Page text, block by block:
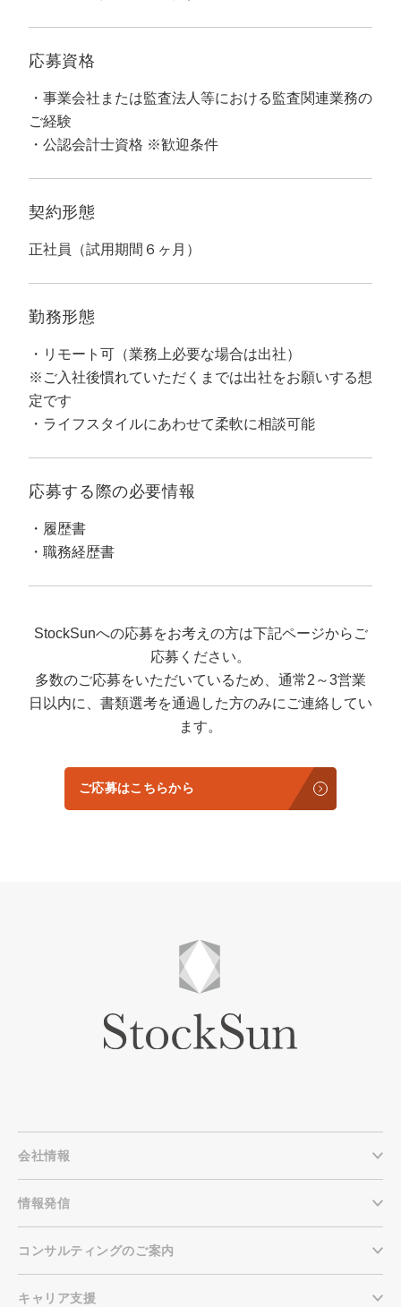
インターン
正社員
マーケマネージャー
カスタマーサクセスマネージャー
応募資格
事業会社または監査法人等における監査関連業務の
ご経験
公認会計士資格 ※歓迎条件
契約形態
正社員（試用期間６ヶ月）
勤務形態
リモート可（業務上必要な場合は出社）
※ご入社後慣れていただくまでは出社をお願いする想
定です
ライフスタイルにあわせて柔軟に相談可能
応募する際の必要情報
履歴書
職務経歴書
StockSunへの応募をお考えの方は下記ページからご
応募ください。
多数のご応募をいただいているため、通常2～3営業
日以内に、書類選考を通過した方のみにご連絡してい
ます。
ご応募はこちらから
会社情報
情報発信
コンサルティングのご案内
キャリア支援